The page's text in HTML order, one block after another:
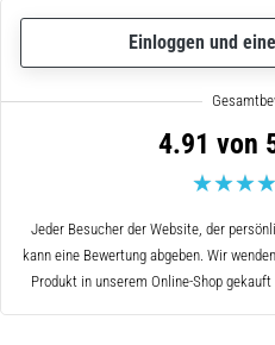
sich!
Vorteile
Lesedauer 6 min
Einloggen und
4.91 von
Jeder Besucher der Website, der
kann eine Bewertung abgeben. Wir
Produkt in unserem Online-Shop